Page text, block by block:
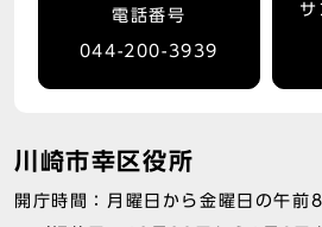
電話番号
044-200-3939
サ
川崎市幸区役所
開庁時間：月曜日から金曜日の午